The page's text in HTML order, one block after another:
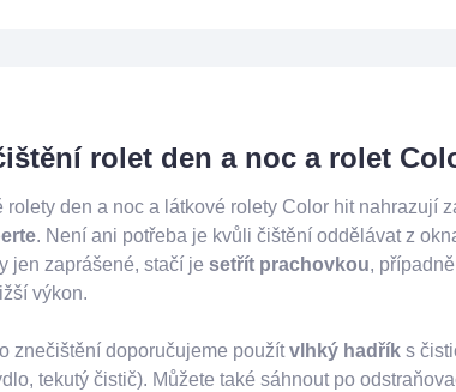
rolet den a noc a rolet
rolety den a noc a látkové rolety Color hit nahrazují
. Není ani potřeba je kvůli čištění oddělávat z
jen zaprášené, stačí je setřít prachovkou,
výkon.
znečištění doporučujeme použítvlhký hadřík s
tekutý čistič). Můžete také sáhnout po